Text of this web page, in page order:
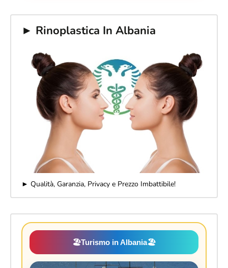
► Rinoplastica In Albania
► Qualità, Garanzia, Privacy e Prezzo Imbattibile!
🏖️Turismo in Albania🏖️